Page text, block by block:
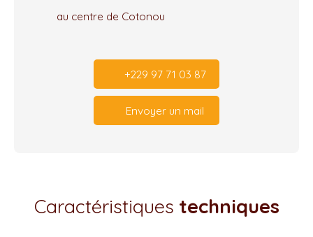
au centre de Cotonou
+229 97 71 03 87
Envoyer un mail
Caractéristiques techniques